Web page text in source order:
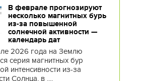
В феврале прогнозируют
несколько магнитных бурь
из-за повышенной
солнечной активности —
календарь дат
2026 года на Землю
серия магнитных бур
интенсивности из-за
Солнца, в ....